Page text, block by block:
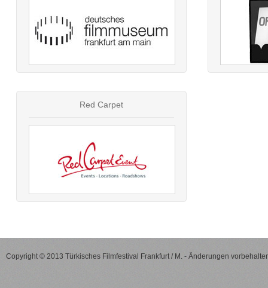
Red Carpet
Copyright © 2013 Türkisches Filmfestival Frankfurt / M. - Änderungen